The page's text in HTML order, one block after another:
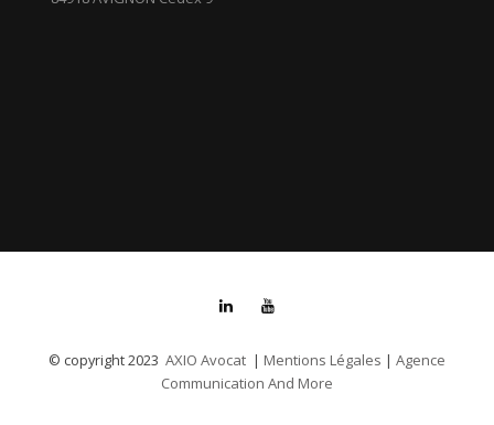
© copyright 2023 AXIO Avocat | Mentions Légales | Agence
Communication And More